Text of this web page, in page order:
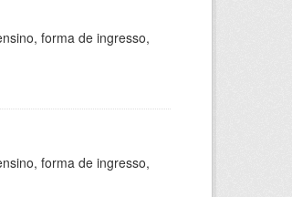
forma de ingresso,
forma de ingresso,